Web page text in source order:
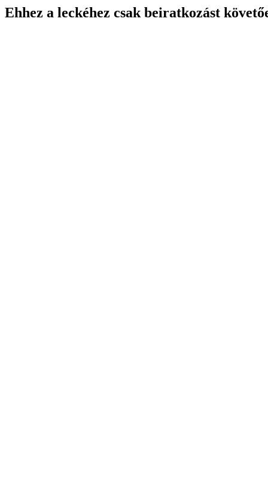
Ehhez a leckéhez csak beiratkozást